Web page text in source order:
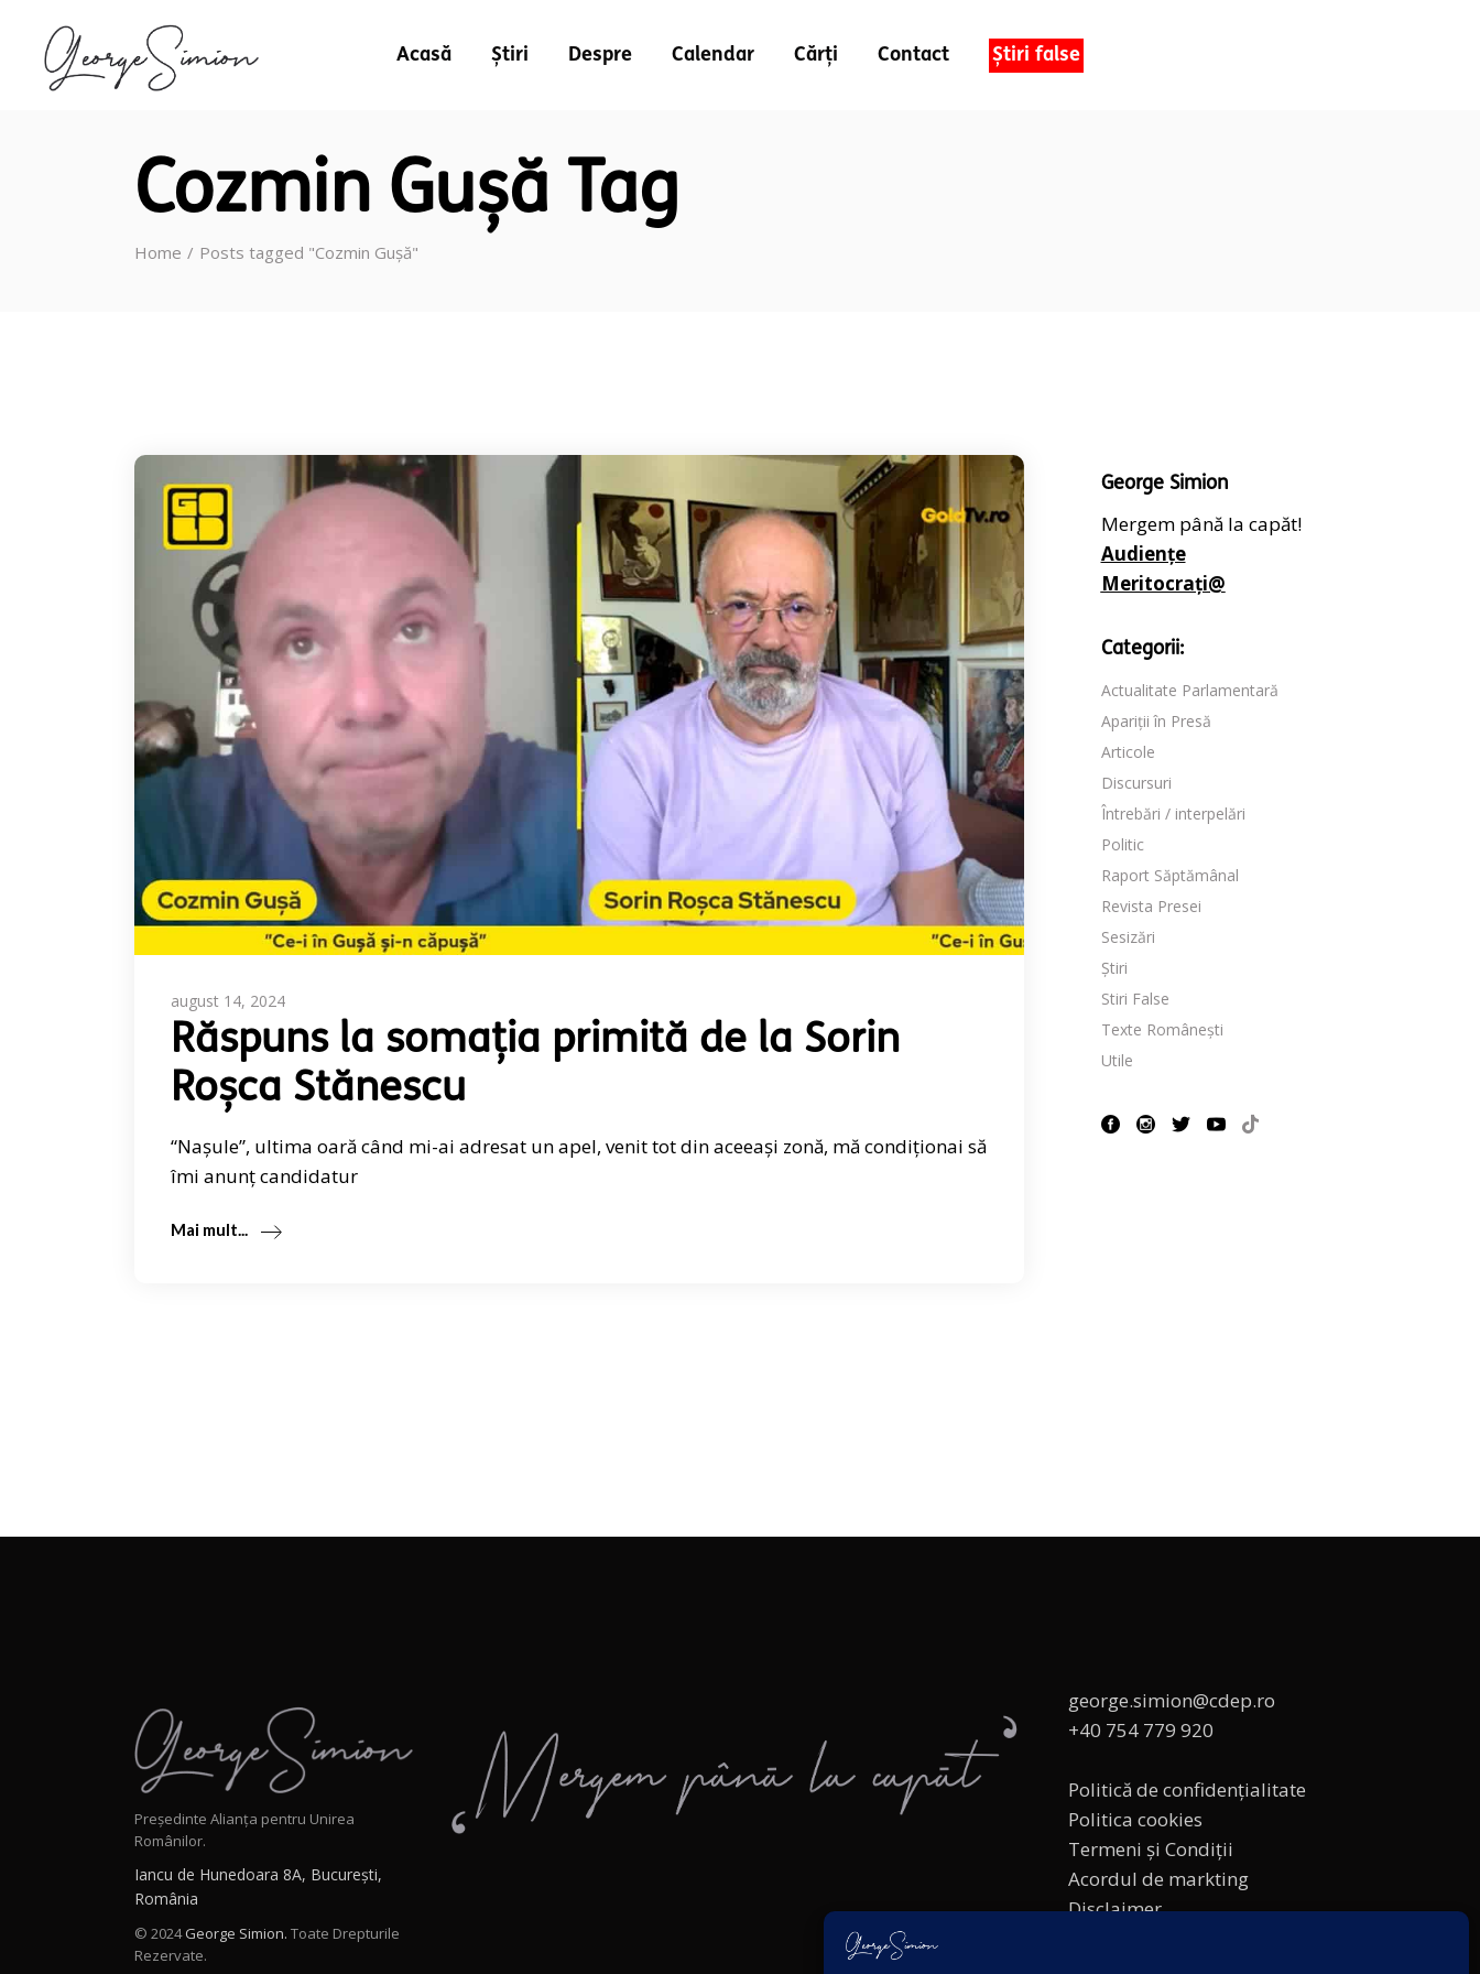
Acasă Știri Despre Calendar Cărți Contact Știri false
Cozmin Gușă Tag
Home Posts tagged "Cozmin Gușă"
august 14, 2024
Răspuns la somația primită de la Sorin
Roșca Stănescu
“Nașule”, ultima oară când mi-ai adresat un apel, venit tot din aceeași zonă, mă condiționai să
îmi anunț candidatur
Mai mult...
George Simion
Mergem până la capăt!
Audiențe
Meritocrați@
Categorii:
Actualitate Parlamentară
Apariții în Presă
Articole
Discursuri
Întrebări / interpelări
Politic
Raport Săptămânal
Revista Presei
Sesizări
Știri
Stiri False
Texte Românești
Utile
Președinte Alianța pentru Unirea
Românilor.
Iancu de Hunedoara 8A, București,
România
© 2024George Simion. Toate Drepturile
Rezervate.
george.simion@cdep.ro
+40 754 779 920
Politică de confidențialitate
Politica cookies
Termeni și Condiții
Acordul de markting
Disclaimer